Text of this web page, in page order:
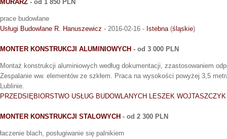
MURARZ - od 1 850 PLN
prace budowlane
Usługi Budowlane R. Hanuszewicz - 2016-02-16 - Istebna(śląskie)
MONTER KONSTRUKCJI ALUMINIOWYCH - od 3 000 PLN
Montaż konstrukcji aluminiowych według dokumentacji, zzastosowaniem
Zespalanie ww. elementów ze szkłem. Praca na wysokości powyżej 3,5
Lublinie.
PRZEDSIĘBIORSTWO USŁUG BUDOWLANYCH LESZEK WOJTASZCZYK
MONTER KONSTRUKCJI STALOWYCH - od 2 300 PLN
łaczenie blach, posługiwanie się palnikiem